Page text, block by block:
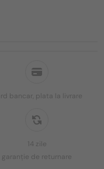
bancar, plata la livrare
14 zile
garanție de returnare